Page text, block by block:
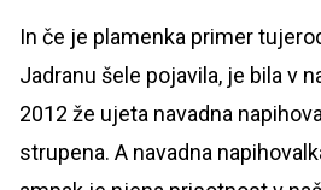
In če je plamenka primer
Jadranu šele pojavila, je bila v
2012 že ujeta navadna
strupena. A navadna